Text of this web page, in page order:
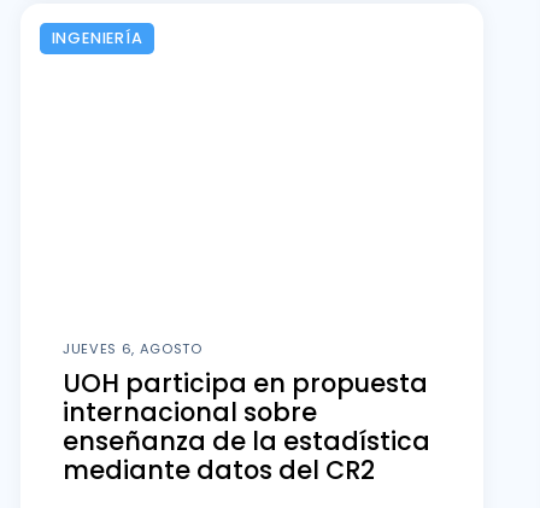
INGENIERÍA
JUEVES 6, AGOSTO
UOH participa en propuesta
internacional sobre
enseñanza de la estadística
mediante datos del CR2